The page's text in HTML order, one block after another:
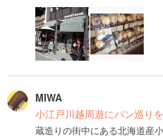
MIWA
小江戸川越周遊にパン巡り
蔵造りの街中にある北海道産